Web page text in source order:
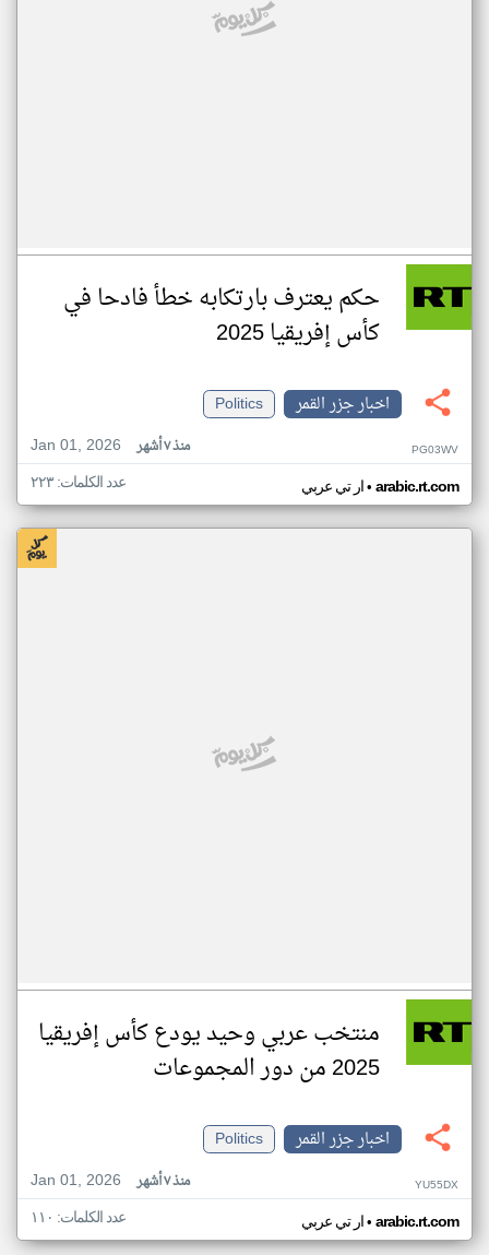
حكم يعترف بارتكابه خطأ فادحا في
كأس إفريقيا 2025
اخبار جزر القمر
Politics
Jan 01, 2026
منذ ٧ أشهر PG03WV
ار تي عربي• arabic.rt.com عدد الكلمات: ٢٢٣
منتخب عربي وحيد يودع كأس إفريقيا
2025 من دور المجموعات
اخبار جزر القمر
Politics
Jan 01, 2026
منذ ٧ أشهر YU55DX
ار تي عربي• arabic.rt.com عدد الكلمات: ١١٠